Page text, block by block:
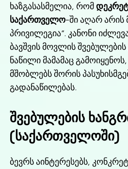
ხაზგასასმელია, რომ
საქართველო-ში აღარ
პრივილეგია“. კანონი
ბავშვის მოვლის
ნაწილი მამამაც
მშობლებს შორის
გადანაწილებას.
შვებულების
(საქართველოში)
ბევრს აინტერესებს,